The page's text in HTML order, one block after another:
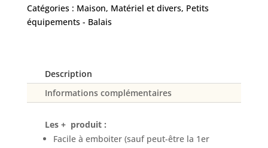
Catégories : Maison, Matériel et divers, Petits
équipements - Balais
Description
Informations complémentaires
Les + produit :
Facile à emboiter (sauf peut-être la 1er